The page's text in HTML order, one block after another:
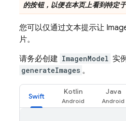
的按钮，以便在本页上看到特定
您可以仅通过文本提示让
片。
请务必创建 ImagenModel 实
generateImages 。
Swift
Kotlin Java